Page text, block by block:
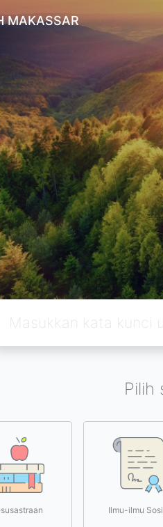
MAKASSAR
Pilih
Ilmu-ilmu